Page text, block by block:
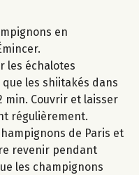
en
les échalotes
les shiitakés dans
min. Couvrir et laisser
régulièrement.
de Paris et
revenir pendant
les champignons